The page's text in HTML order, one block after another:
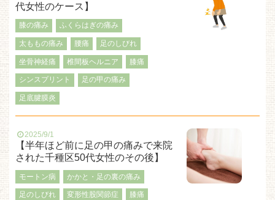
代女性のケース】
膝の痛み ふくらはぎの痛み
太ももの痛み 腰痛 足のしびれ
坐骨神経痛 椎間板ヘルニア 膝痛
シンスプリント 足の甲の痛み
足底腱膜炎
2025/9/1
【半年ほど前に足の甲の痛みで来院
された千種区50代女性のその後】
モートン病 かかと・足の裏の痛み
足のしびれ 変形性股関節症 膝痛